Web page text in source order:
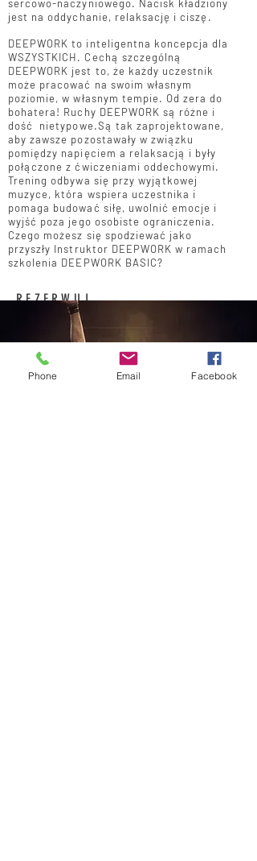
sercowo-naczyniowego. Nacisk kładziony
jest na oddychanie, relaksację i ciszę.
DEEPWORK to inteligentna koncepcja dla
WSZYSTKICH. Cechą szczególną
DEEPWORK jest to, że każdy uczestnik
może pracować na swoim własnym
poziomie, w własnym tempie. Od zera do
bohatera! Ruchy DEEPWORK są różne i
dość nietypowe.Są tak zaprojektowane,
aby zawsze pozostawały w związku
pomiędzy napięciem a relaksacją i były
połączone z ćwiczeniami oddechowymi.
Trening odbywa się przy wyjątkowej
muzyce, która wspiera uczestnika i
pomaga budować siłę, uwolnić emocje i
wyjść poza jego osobiste ograniczenia.
Czego możesz się spodziewać jako
przyszły Instruktor DEEPWORK w ramach
szkolenia DEEPWORK BASIC?
REZERWUJ
Phone Email Facebook